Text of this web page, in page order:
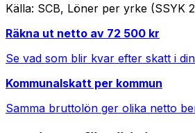
Källa: SCB, Löner per yrke (SSYK
Räkna ut netto av 72 500 kr
Se vad som blir kvar efter skatt i
Kommunalskatt per kommun
Samma bruttolön ger olika netto